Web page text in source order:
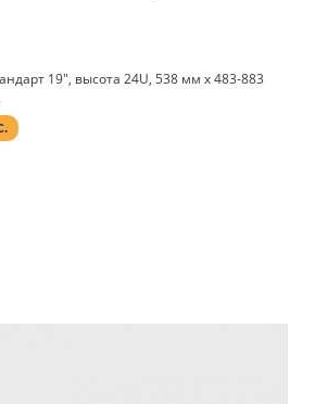
19", высота 24U, 538 мм x 483-883